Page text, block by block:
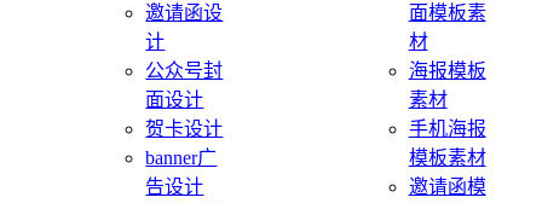
邀请函设
计
公众号封
面设计
贺卡设计
banner广
告设计
面模板素
材
海报模板
素材
手机海报
模板素材
邀请函模